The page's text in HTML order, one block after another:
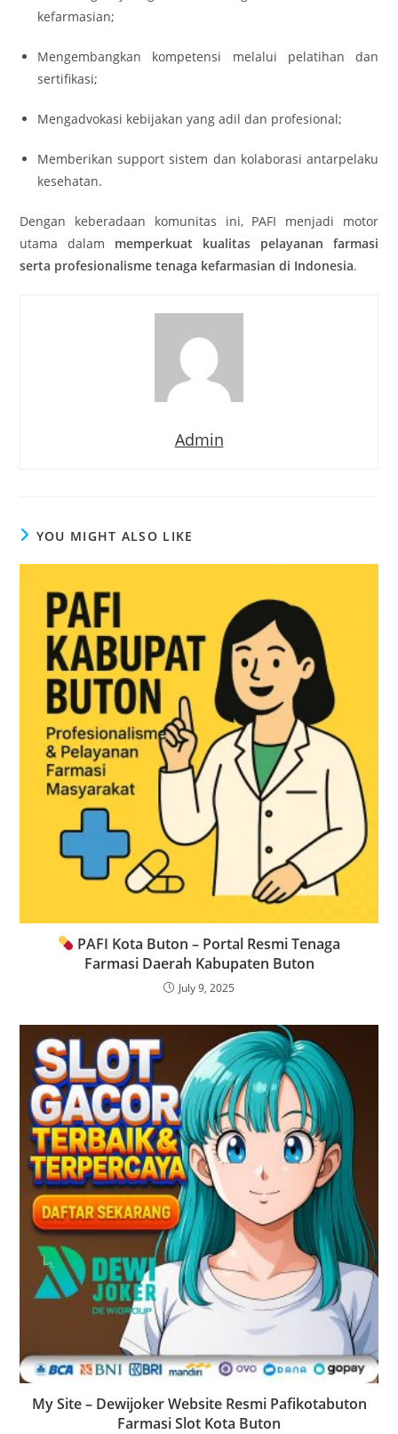
kefarmasian;
Mengembangkan kompetensi melalui pelatihan dan
sertifikasi;
Mengadvokasi kebijakan yang adil dan profesional;
Memberikan support sistem dan kolaborasi antarpelaku
kesehatan.
Dengan keberadaan komunitas ini, PAFI menjadi motor
utama dalam memperkuat kualitas pelayanan farmasi
serta profesionalisme tenaga kefarmasian di Indonesia.
Admin
YOU MIGHT ALSO LIKE
PAFI Kota Buton – Portal Resmi Tenaga
Farmasi Daerah Kabupaten Buton
July 9, 2025
My Site – Dewijoker Website Resmi Pafikotabuton
Farmasi Slot Kota Buton